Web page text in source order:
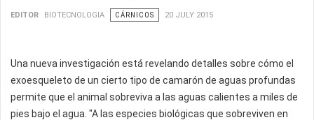
EDITOR BIOTECNOLOGIA CÁRNICOS 20 JULY 2015
Una nueva investigación está revelando detalles sobre cómo el
exoesqueleto de un cierto tipo de camarón de aguas profundas
permite que el animal sobreviva a las aguas calientes a miles de
pies bajo el agua. "A las especies biológicas que sobreviven en